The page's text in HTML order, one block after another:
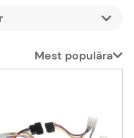
Mest populära